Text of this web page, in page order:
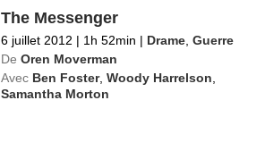
The Messenger
6 juillet 2012 | 1h 52min | Drame ,Guerre
De Oren Moverman
Avec Ben Foster,Woody Harrelson
Samantha Morton